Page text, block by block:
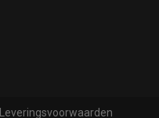
Leveringsvoorwaarden